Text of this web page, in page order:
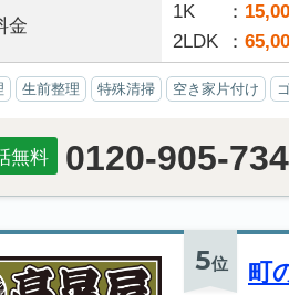
金
1K
2LDK
生前整理 特殊清掃 空き家片付け
無料 0120-905-734
5位 町